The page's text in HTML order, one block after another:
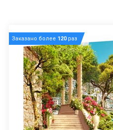
Заказано более 120раз